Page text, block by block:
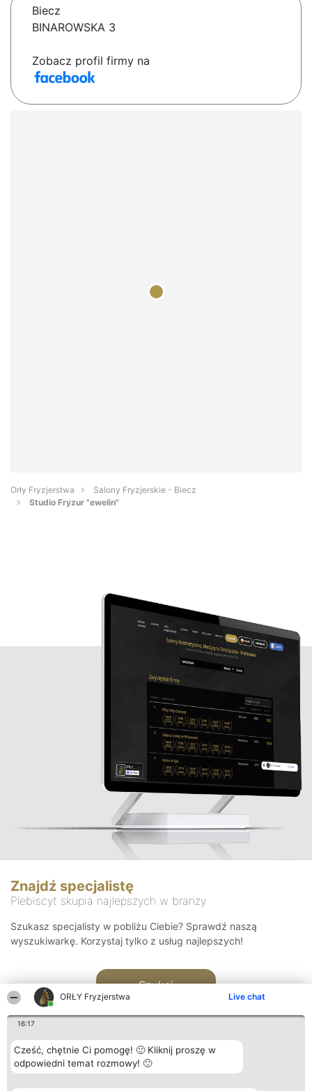
ORŁY Fryzjerstwa Live chat
16:17
Cześć, chętnie Ci pomogę! 🙂 Kliknij proszę w
odpowiedni temat rozmowy! 🙂
Biecz
BINAROWSKA 3
Zobacz profil firmy na
Orły Fryzjerstwa
Salony Fryzjerskie - Biecz
Studio Fryzur "ewelin"
Znajdź specjalistę
Plebiscyt skupia najlepszych w branży
Szukasz specjalisty w pobliżu Ciebie? Sprawdź naszą
wyszukiwarkę. Korzystaj tylko z usług najlepszych!
Szukaj
Organizator plebiscytu Plebiscyt Kontakt